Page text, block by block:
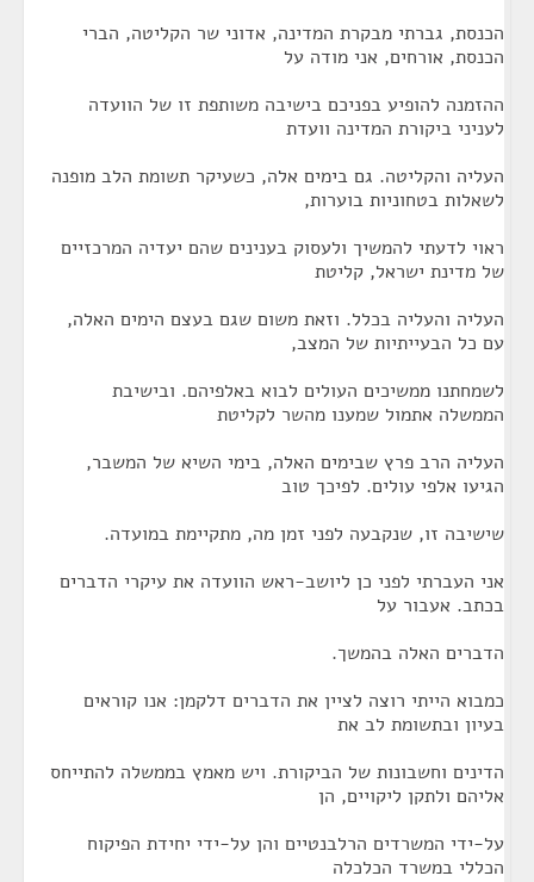
הכנסת, גברתי מבקרת המדינה, אדוני שר הקליטה, הברי
הכנסת, אורחים, אני מודה על
ההזמנה להופיע בפניכם בישיבה משותפת זו של הוועדה
לעניני ביקורת המדינה וועדת
העליה והקליטה. גם בימים אלה, כשעיקר תשומת הלב מופנה
לשאלות בטחוניות בוערות,
ראוי לדעתי להמשיך ולעסוק בענינים שהם יעדיה המרכזיים
של מדינת ישראל, קליטת
העליה והעליה בכלל. וזאת משום שגם בעצם הימים האלה,
עם כל הבעייתיות של המצב,
לשמחתנו ממשיכים העולים לבוא באלפיהם. ובישיבת
הממשלה אתמול שמענו מהשר לקליטת
העליה הרב פרץ שבימים האלה, בימי השיא של המשבר,
הגיעו אלפי עולים. לפיכך טוב
שישיבה זו, שנקבעה לפני זמן מה, מתקיימת במועדה.
אני העברתי לפני כן ליושב-ראש הוועדה את עיקרי הדברים
בכתב. אעבור על
הדברים האלה בהמשך.
כמבוא הייתי רוצה לציין את הדברים דלקמן: אנו קוראים
בעיון ובתשומת לב את
הדינים וחשבונות של הביקורת. ויש מאמץ בממשלה להתייחס
אליהם ולתקן ליקויים, הן
על-ידי המשרדים הרלבנטיים והן על-ידי יחידת הפיקוח
הכללי במשרד הכלכלה